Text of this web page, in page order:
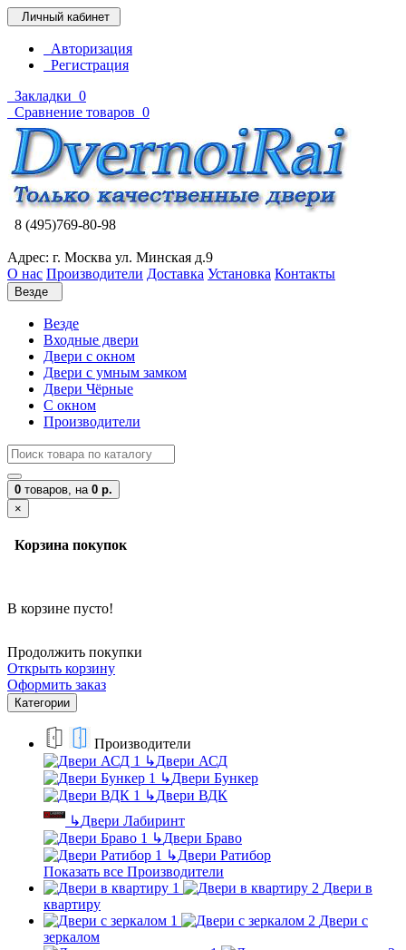
Личный кабинет
Авторизация
Регистрация
Закладки 0
Сравнение товаров 0
8 (495)769-80-98
Адрес: г. Москва ул. Минская д.9
О нас Производители Доставка Установка Контакты
Везде
Везде
Входные двери
Двери с окном
Двери с умным замком
Двери Чёрные
C окном
Производители
0 товаров, на 0 р.
×
Корзина покупок
В корзине пусто!
Продолжить покупки
Открыть корзину
Оформить заказ
Категории
Производители
↳Двери АСД
↳Двери Бункер
↳Двери ВДК
↳Двери Лабиринт
↳Двери Браво
↳Двери Ратибор
Показать все Производители
Двери в
квартиру
Двери с
зеркалом